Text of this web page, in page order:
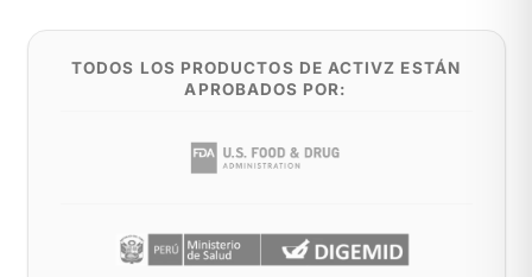
TODOS LOS PRODUCTOS DE ACTIVZ ESTÁN
APROBADOS POR: